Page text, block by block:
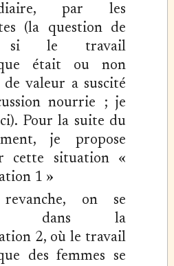
par les
(la question de
si le travail
était ou non
de valeur a suscité
nourrie ; je
Pour la suite du
je propose
cette situation «
1 »
on se
dans la
2, où le travail
des femmes se